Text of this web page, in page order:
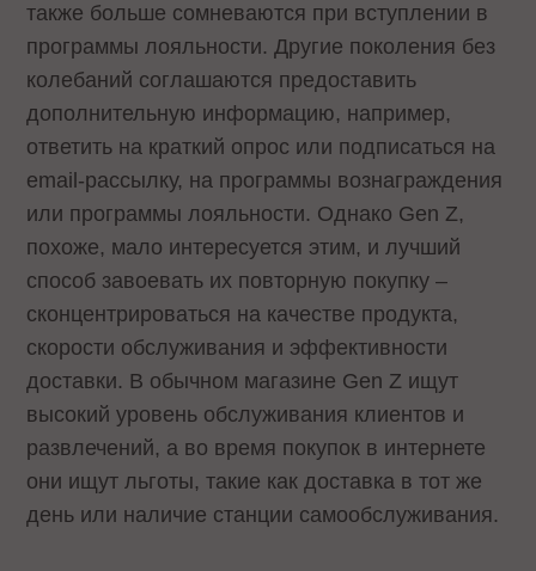
также больше сомневаются при вступлении в
программы лояльности. Другие поколения без
колебаний соглашаются предоставить
дополнительную информацию, например,
ответить на краткий опрос или подписаться на
email-рассылку, на программы вознаграждения
или программы лояльности. Однако Gen Z,
похоже, мало интересуется этим, и лучший
способ завоевать их повторную покупку –
сконцентрироваться на качестве продукта,
скорости обслуживания и эффективности
доставки. В обычном магазине Gen Z ищут
высокий уровень обслуживания клиентов и
развлечений, а во время покупок в интернете
они ищут льготы, такие как доставка в тот же
день или наличие станции самообслуживания.